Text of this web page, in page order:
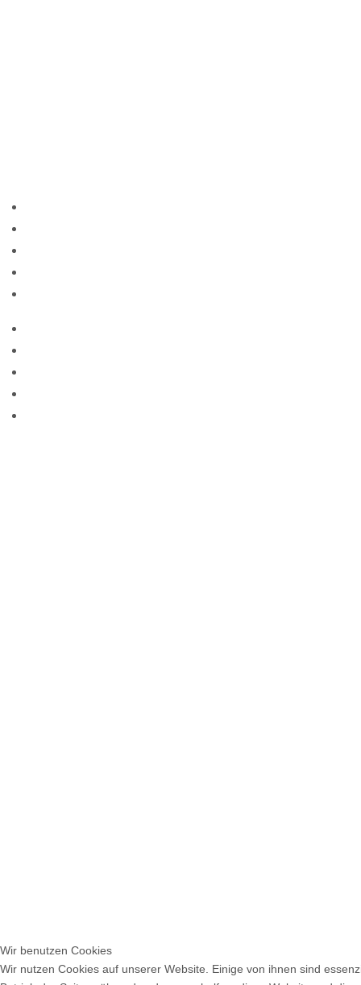
Wir benutzen Cookies
Wir nutzen Cookies auf unserer Website. Einige von ihnen sind